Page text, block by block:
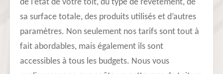
de l’état de votre toit, du type de revêtement, de
sa surface totale, des produits utilisés et d’autres
paramètres. Non seulement nos tarifs sont tout à
fait abordables, mais également ils sont
accessibles à tous les budgets. Nous vous